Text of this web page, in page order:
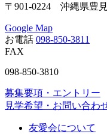
〒901-0224 沖縄県豊
Google Map
お電話 098-850-3811
FAX
098-850-3810
募集要項・エントリー
見学希望・お問い合わ
友愛会について